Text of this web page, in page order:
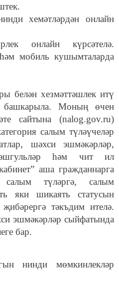
хемәтләрдән онлайн
онлайн күрсәтелә.
мобиль кушымталарда
белән хезмәттәшлек итү
башкарыла. Моның өчен
сайтына (nalog.gov.ru)
салым түләүчеләр
шәхси эшмәкәрләр,
һәм чит ил
аша гражданнарга
салым түләргә, салым
яки шикаять статусын
тәкъдим ителә.
эшмәкәрләр сыйфатында
бар.
нинди мөмкинлекләр